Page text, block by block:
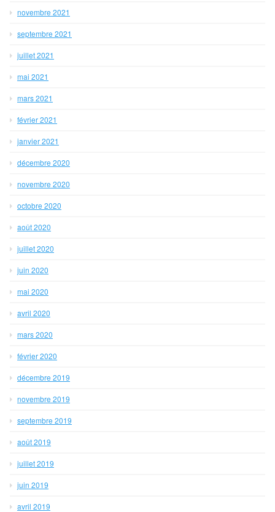
novembre 2021
septembre 2021
juillet 2021
mai 2021
mars 2021
février 2021
janvier 2021
décembre 2020
novembre 2020
octobre 2020
août 2020
juillet 2020
juin 2020
mai 2020
avril 2020
mars 2020
février 2020
décembre 2019
novembre 2019
septembre 2019
août 2019
juillet 2019
juin 2019
avril 2019